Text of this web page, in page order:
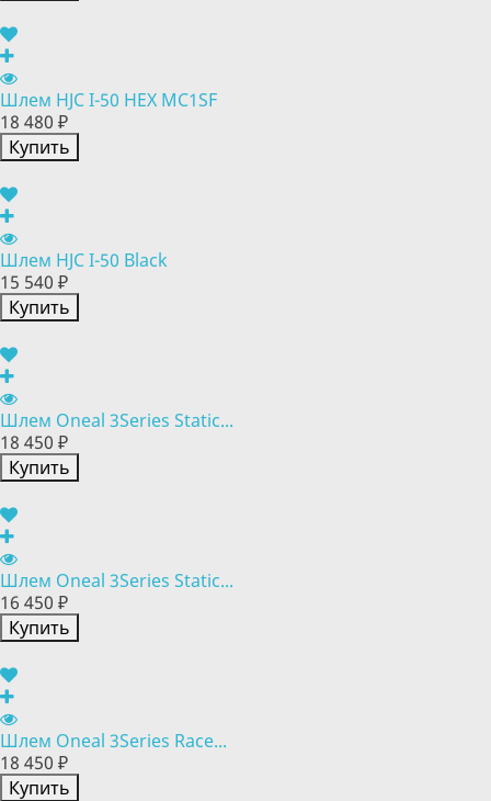
Шлем HJC I-50 HEX MC1SF
18 480 ₽
Купить
Шлем HJC I-50 Black
15 540 ₽
Купить
Шлем Oneal 3Series Static...
18 450 ₽
Купить
Шлем Oneal 3Series Static...
16 450 ₽
Купить
Шлем Oneal 3Series Race...
18 450 ₽
Купить